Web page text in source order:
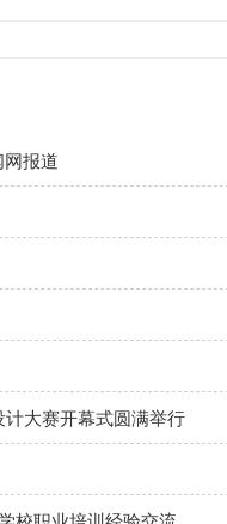
报道
大赛开幕式圆满举行